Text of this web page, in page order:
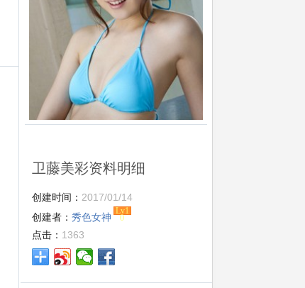
卫藤美彩资料明细
创建时间： 2017/01/14
创建者： 秀色女神
Lv1
0
点击： 1363